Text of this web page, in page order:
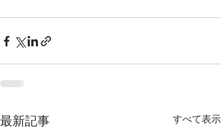
最新記事 すべて表示